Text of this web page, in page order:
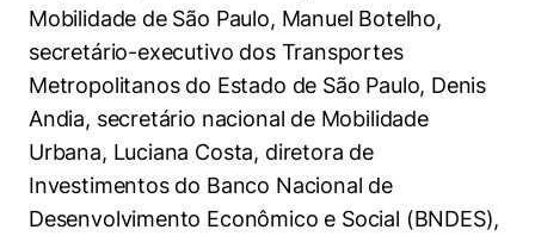
Mobilidade de São Paulo, Manuel Botelho,
secretário-executivo dos Transportes
Metropolitanos do Estado de São Paulo, Denis
Andia, secretário nacional de Mobilidade
Urbana, Luciana Costa, diretora de
Investimentos do Banco Nacional de
Desenvolvimento Econômico e Social (BNDES),